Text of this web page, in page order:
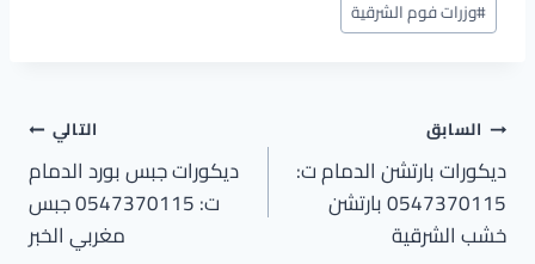
#وزرات فوم الشرقية
تصفّح
المقالات
السابق
ديكورات بارتشن الدمام ت:
0547370115 بارتشن
خشب الشرقية
التالي
ديكورات جبس بورد الدمام
ت: 0547370115 جبس
مغربي الخبر